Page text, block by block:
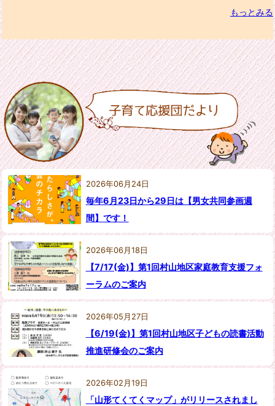
もっとみる
2026年06月24日
毎年6月23日から29日は【男女共同参画週
間】です！
2026年06月18日
【7/17(金)】第1回村山地区家庭教育支援フォ
ーラムのご案内
2026年05月27日
【6/19(金)】第1回村山地区子どもの読書活動
推進研修会のご案内
2026年02月19日
「山形てくてくマップ」がリリースされまし